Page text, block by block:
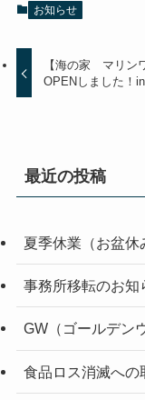
お知らせ
【海の家 マリン
OPENしました！in
最近の投稿
夏季休業（お盆休
事務所移転のお知
GW（ゴールデン
食品ロス消滅への